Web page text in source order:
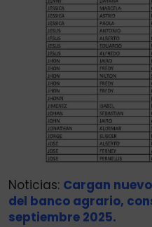
Noticias: Cargan
del banco agrario,
septiembre 2025.